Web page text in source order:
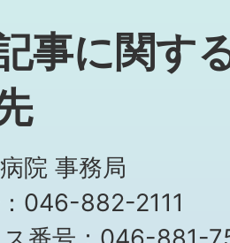
事に関す
院 事務局
046-882-2111